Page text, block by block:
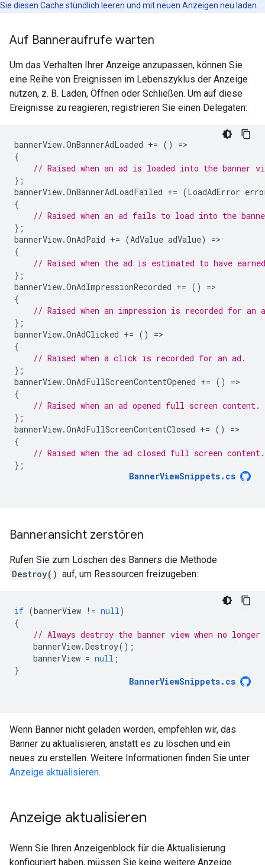
Sie diesen Cache stündlich leeren und mit neuen Anzeigen neu laden.
Auf Banneraufrufe warten
Um das Verhalten Ihrer Anzeige anzupassen, können Sie
eine Reihe von Ereignissen im Lebenszyklus der Anzeige
nutzen, z. B. Laden, Öffnen oder Schließen. Um auf diese
Ereignisse zu reagieren, registrieren Sie einen Delegaten:
bannerView.OnBannerAdLoaded += () =
{
// Raised when an ad is loaded into the banner
};
bannerView.OnBannerAdLoadFailed += (LoadAdError
{
// Raised when an ad fails to load into the
};
bannerView.OnAdPaid += (AdValue adValue) =
{
// Raised when the ad is estimated to have
};
bannerView.OnAdImpressionRecorded += () =
{
// Raised when an impression is recorded for an
};
bannerView.OnAdClicked += () =
{
// Raised when a click is recorded for an ad.
};
bannerView.OnAdFullScreenContentOpened += () =
{
// Raised when an ad opened full screen content.
};
bannerView.OnAdFullScreenContentClosed += () =
{
// Raised when the ad closed full screen content.
};
BannerViewSnippets. cs
Banneransicht zerstören
Rufen Sie zum Löschen des Banners die Methode
Destroy() auf, um Ressourcen freizugeben:
if (bannerView != null)
{
// Always destroy the banner view when no longer
bannerView.Destroy();
bannerView = null ;
}
BannerViewSnippets. cs
Wenn Banner nicht geladen werden, empfehlen wir, das
Banner zu aktualisieren, anstatt es zu löschen und ein
neues zu erstellen. Weitere Informationen finden Sie unter
Anzeige aktualisieren.
Anzeige aktualisieren
Wenn Sie Ihren Anzeigenblock für die Aktualisierung
konfiguriert haben, müssen Sie keine weitere Anzeige